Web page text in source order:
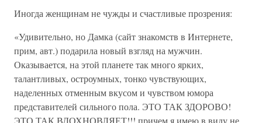
Иногда женщинам не чужды и счастливые прозрения:
«Удивительно, но Дамка (сайт знакомств в Интернете,
прим, авт.) подарила новый взгляд на мужчин.
Оказывается, на этой планете так много ярких,
талантливых, остроумных, тонко чувствующих,
наделенных отменным вкусом и чувством юмора
представителей сильного пола. ЭТО ТАК ЗДОРОВО!
ЭТО ТАК ВДОХНОВЛЯЕТ!!! причем я имею в виду не